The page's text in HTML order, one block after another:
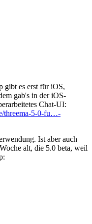
gibt es erst für iOS,
gab's in der iOS-
Chat-UI:
threema-5-0-fu…-
Ist aber auch
alt, die 5.0 beta, weil